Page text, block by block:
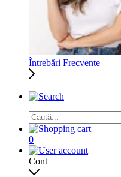
Întrebări Frecvente
0
Cont